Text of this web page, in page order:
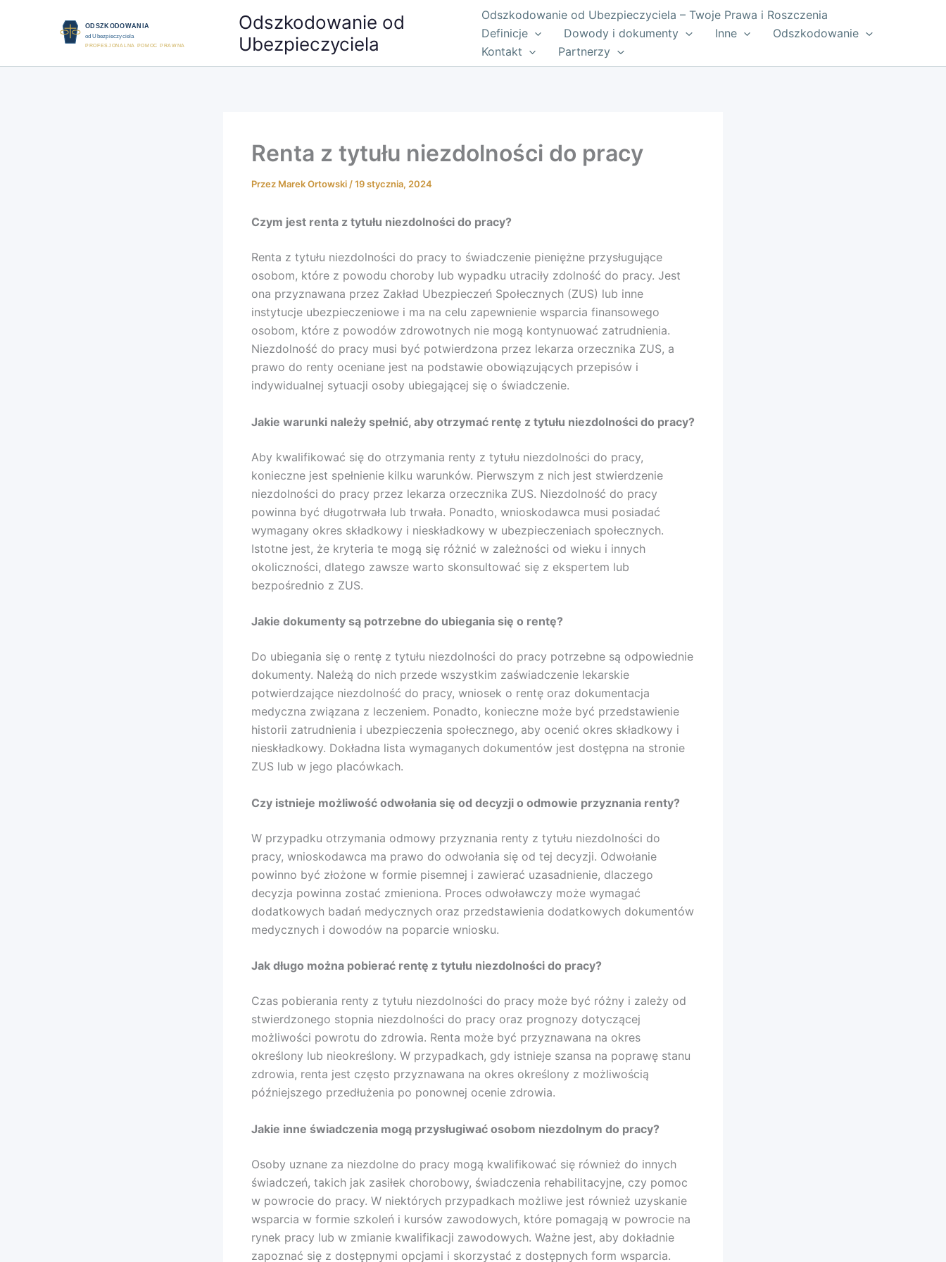
Odszkodowanie od
Ubezpieczyciela
Odszkodowanie od Ubezpieczyciela – Twoje Prawa i Roszczenia
Definicje
Dowody i dokumenty Inne
Odszkodowanie
Kontakt
Partnerzy
Renta z tytułu niezdolności do pracy
Przez Marek Ortowski /19 stycznia, 2024
Czym jest renta z tytułu niezdolności do pracy?
Renta z tytułu niezdolności do pracy to świadczenie pieniężne przysługujące
osobom, które z powodu choroby lub wypadku utraciły zdolność do pracy. Jest
ona przyznawana przez Zakład Ubezpieczeń Społecznych (ZUS) lub inne
instytucje ubezpieczeniowe i ma na celu zapewnienie wsparcia finansowego
osobom, które z powodów zdrowotnych nie mogą kontynuować zatrudnienia.
Niezdolność do pracy musi być potwierdzona przez lekarza orzecznika ZUS, a
prawo do renty oceniane jest na podstawie obowiązujących przepisów i
indywidualnej sytuacji osoby ubiegającej się o świadczenie.
Jakie warunki należy spełnić, aby otrzymać rentę z tytułu niezdolności do pracy?
Aby kwalifikować się do otrzymania renty z tytułu niezdolności do pracy,
konieczne jest spełnienie kilku warunków. Pierwszym z nich jest stwierdzenie
niezdolności do pracy przez lekarza orzecznika ZUS. Niezdolność do pracy
powinna być długotrwała lub trwała. Ponadto, wnioskodawca musi posiadać
wymagany okres składkowy i nieskładkowy w ubezpieczeniach społecznych.
Istotne jest, że kryteria te mogą się różnić w zależności od wieku i innych
okoliczności, dlatego zawsze warto skonsultować się z ekspertem lub
bezpośrednio z ZUS.
Jakie dokumenty są potrzebne do ubiegania się o rentę?
Do ubiegania się o rentę z tytułu niezdolności do pracy potrzebne są odpowiednie
dokumenty. Należą do nich przede wszystkim zaświadczenie lekarskie
potwierdzające niezdolność do pracy, wniosek o rentę oraz dokumentacja
medyczna związana z leczeniem. Ponadto, konieczne może być przedstawienie
historii zatrudnienia i ubezpieczenia społecznego, aby ocenić okres składkowy i
nieskładkowy. Dokładna lista wymaganych dokumentów jest dostępna na stronie
ZUS lub w jego placówkach.
Czy istnieje możliwość odwołania się od decyzji o odmowie przyznania renty?
W przypadku otrzymania odmowy przyznania renty z tytułu niezdolności do
pracy, wnioskodawca ma prawo do odwołania się od tej decyzji. Odwołanie
powinno być złożone w formie pisemnej i zawierać uzasadnienie, dlaczego
decyzja powinna zostać zmieniona. Proces odwoławczy może wymagać
dodatkowych badań medycznych oraz przedstawienia dodatkowych dokumentów
medycznych i dowodów na poparcie wniosku.
Jak długo można pobierać rentę z tytułu niezdolności do pracy?
Czas pobierania renty z tytułu niezdolności do pracy może być różny i zależy od
stwierdzonego stopnia niezdolności do pracy oraz prognozy dotyczącej
możliwości powrotu do zdrowia. Renta może być przyznawana na okres
określony lub nieokreślony. W przypadkach, gdy istnieje szansa na poprawę stanu
zdrowia, renta jest często przyznawana na okres określony z możliwością
późniejszego przedłużenia po ponownej ocenie zdrowia.
Jakie inne świadczenia mogą przysługiwać osobom niezdolnym do pracy?
Osoby uznane za niezdolne do pracy mogą kwalifikować się również do innych
świadczeń, takich jak zasiłek chorobowy, świadczenia rehabilitacyjne, czy pomoc
w powrocie do pracy. W niektórych przypadkach możliwe jest również uzyskanie
wsparcia w formie szkoleń i kursów zawodowych, które pomagają w powrocie na
rynek pracy lub w zmianie kwalifikacji zawodowych. Ważne jest, aby dokładnie
zapoznać się z dostępnymi opcjami i skorzystać z dostępnych form wsparcia.